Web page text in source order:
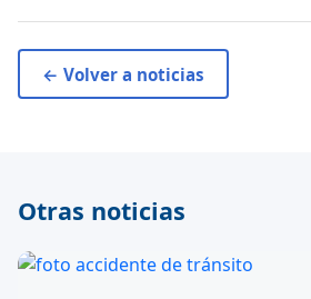
← Volver a noticias
Otras noticias